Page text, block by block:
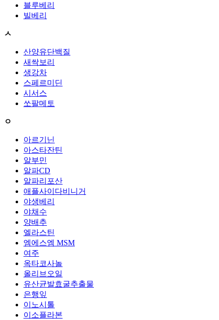
블루베리
빌베리
ㅅ
산양유단백질
새싹보리
생강차
스페르미딘
시서스
쏘팔메토
ㅇ
아르기닌
아스타잔틴
알부민
알파CD
알파리포산
애플사이다비니거
야생베리
야채수
양배추
엘라스틴
엠에스엠 MSM
여주
옥타코사놀
올리브오일
유산균발효굴추출물
은행잎
이노시톨
이소플라본